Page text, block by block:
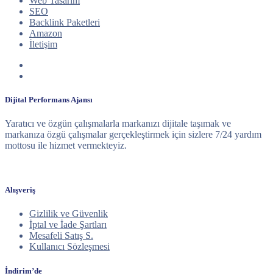
SEO
Backlink Paketleri
Amazon
İletişim
Dijital Performans Ajansı
Yaratıcı ve özgün çalışmalarla markanızı dijitale taşımak ve
markanıza özgü çalışmalar gerçekleştirmek için sizlere 7/24 yardım
mottosu ile hizmet vermekteyiz.
Alışveriş
Gizlilik ve Güvenlik
İptal ve İade Şartları
Mesafeli Satış S.
Kullanıcı Sözleşmesi
İndirim’de